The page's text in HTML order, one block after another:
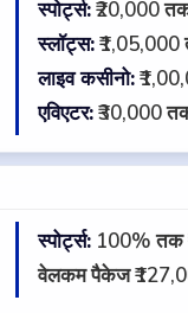
स्पोर्ट्स:₹20,000
स्लॉट्स:
लाइव कसीनो:
एविएटर:₹30,000
स्पोर्ट्स: 100% तक
वेलकम पैकेज